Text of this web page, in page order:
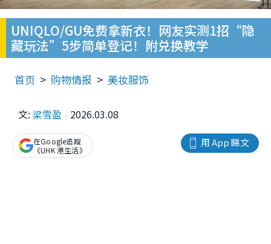
UNIQLO/GU免费拿新衣！网友实测1招“隐
藏玩法”5步简单登记！附兑换教学
首页 购物情报 美妆服饰
文: 梁雪盈 2026.03.08
用 App 睇文
在Google追蹤
《UHK 港生活》